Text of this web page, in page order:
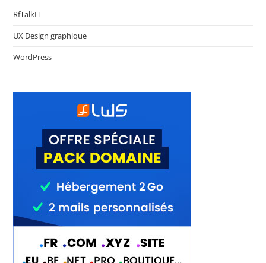
RfTalkIT
UX Design graphique
WordPress